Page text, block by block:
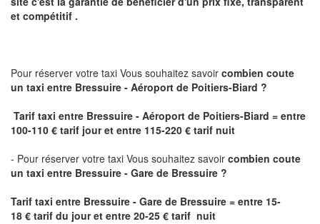
et compétitif .
Pour réserver votre taxi Vous souhaitez savoir combien coute
un taxi entre Bressuire - Aéroport de Poitiers-Biard ?
Tarif taxi entre Bressuire - Aéroport de Poitiers-Biard = entre
100-110 € tarif jour et entre 115-220 € tarif nuit
- Pour réserver votre taxi Vous souhaitez savoir combien coute
un taxi entre Bressuire - Gare de Bressuire ?
Tarif taxi entre Bressuire - Gare de Bressuire = entre 15-
18 € tarif du jour et entre 20-25 € tarif nuit